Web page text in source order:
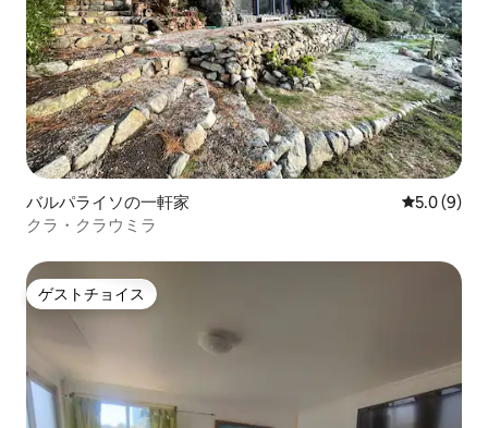
バルパライソの一軒家 レビュー9
5.0 (9)
クラ・クラウミラ
ゲストチョイス
ゲストチョイス